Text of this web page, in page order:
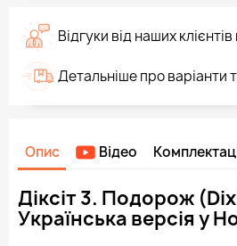
Відгуки від наших
Детальніше про варіанти
Опис Відео
Діксіт 3. Подорож
Українська версія у